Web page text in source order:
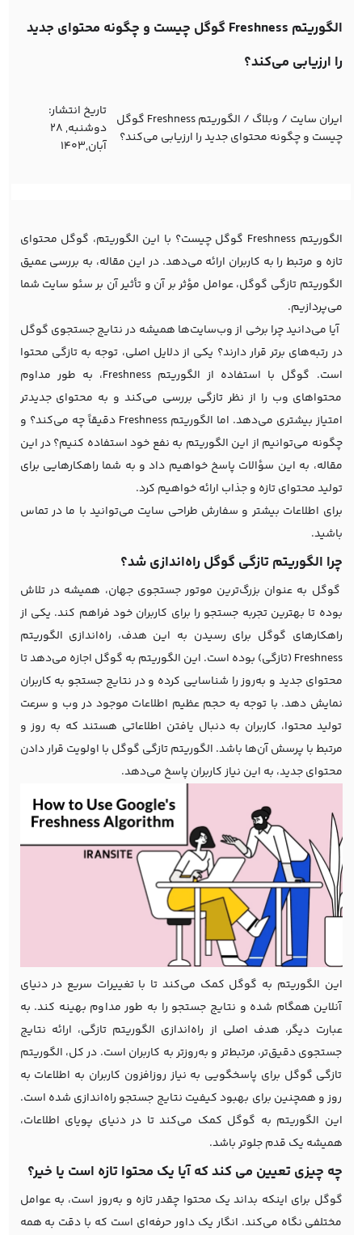
الگوریتم Freshness گوگل چیست و چگونه محتوای جدید
را ارزیابی می‌کند؟
ایران سایت / وبلاگ /
الگوریتم Freshness گوگل
چیست و چگونه محتوای جدید را ارزیابی می‌کند؟
تاریخ انتشار:
دوشنبه, 28
آبان,1403
الگوریتم Freshness گوگل چیست؟ با این الگوریتم، گوگل محتوای
تازه و مرتبط را به کاربران ارائه می‌دهد. در این مقاله، به بررسی عمیق
الگوریتم تازگی گوگل، عوامل مؤثر بر آن و تأثیر آن برسئو سایت شما
می‌پردازیم.
آیا می‌دانید چرا برخی از وب‌سایت‌ها همیشه در نتایج جستجوی گوگل
در رتبه‌های برتر قرار دارند؟ یکی از دلایل اصلی، توجه به تازگی محتوا
است. گوگل با استفاده از الگوریتم Freshness، به طور مداوم
محتواهای وب را از نظر تازگی بررسی می‌کند و به محتوای جدیدتر
امتیاز بیشتری می‌دهد. اما الگوریتم Freshness دقیقاً چه می‌کند؟ و
چگونه می‌توانیم از این الگوریتم به نفع خود استفاده کنیم؟ در این
مقاله، به این سؤالات پاسخ خواهیم داد و به شما راهکارهایی برای
تولید محتوای تازه و جذاب ارائه خواهیم کرد.
برای اطلاعات بیشتر و سفارش طراحی سایت می‌توانید با ما در تماس
باشید.
چرا الگوریتم تازگی گوگل راه‌اندازی شد؟
گوگل به عنوان بزرگ‌ترین موتور جستجوی جهان، همیشه در تلاش
بوده تا بهترین تجربه جستجو را برای کاربران خود فراهم کند. یکی از
راهکارهای گوگل برای رسیدن به این هدف، راه‌اندازی الگوریتم
Freshness (تازگی) بوده است. این الگوریتم به گوگل اجازه می‌دهد تا
محتوای جدید و به‌روز را شناسایی کرده و در نتایج جستجو به کاربران
نمایش دهد. با توجه به حجم عظیم اطلاعات موجود در وب و سرعت
تولید محتوا، کاربران به دنبال یافتن اطلاعاتی هستند که به روز و
مرتبط با پرسش آن‌ها باشد. الگوریتم تازگی گوگل با اولویت قرار دادن
محتوای جدید، به این نیاز کاربران پاسخ می‌دهد.
این الگوریتم به گوگل کمک می‌کند تا با تغییرات سریع در دنیای
آنلاین همگام شده و نتایج جستجو را به طور مداوم بهینه کند. به
عبارت دیگر، هدف اصلی از راه‌اندازی الگوریتم تازگی، ارائه نتایج
جستجوی دقیق‌تر، مرتبط‌تر و به‌روزتر به کاربران است. در کل، الگوریتم
تازگی گوگل برای پاسخگویی به نیاز روزافزون کاربران به اطلاعات به
روز و همچنین برای بهبود کیفیت نتایج جستجو راه‌اندازی شده است.
این الگوریتم به گوگل کمک می‌کند تا در دنیای پویای اطلاعات،
همیشه یک قدم جلوتر باشد.
چه چیزی تعیین می کند که آیا یک محتوا تازه است یا خیر؟
گوگل برای اینکه بداند یک محتوا چقدر تازه و به‌روز است، به عوامل
مختلفی نگاه می‌کند. انگار یک داور حرفه‌ای است که با دقت به همه